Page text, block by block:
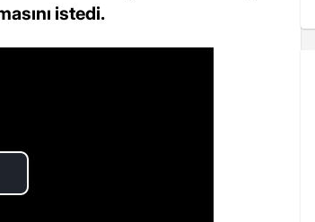
istedi.